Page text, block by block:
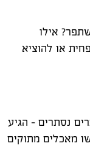
אילו
או להוציא
נסתרים - הגיע
מאכלים מתוקים